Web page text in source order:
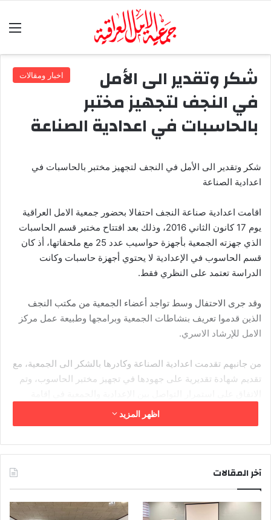
اخبار ومقالات شكر وتقدير الى الأمل
في النجف لتجهيز مختبر
بالحاسبات في اعدادية الصناعة
شكر وتقدير الى الأمل في النجف لتجهيز مختبر بالحاسبات في
اعدادية الصناعة
اقامت اعدادية صناعة النجف احتفالا بحضور جمعية الامل العراقية
يوم 17 كانون الثاني 2016، وذلك بعد افتتاح مختبر قسم الحاسبات
الذي جهزته الجمعية بأجهزة حواسيب عدد 25 مع ملحقاتها، أذ كان
قسم الحاسوب في الإعدادية لا يحتوي أجهزة حاسبات وكانت
الدراسة تعتمد على النظري فقط.
وقد جرى الاحتفال وسط تواجد أعضاء الجمعية من مكتب النجف
الذين قدموا تعريف بنشاطات الجمعية وبرامجها وطبيعة عمل مركز
الامل للإرشاد الاسري.
من جانبهم تقدمت اعدادية الصناعة وكادرها بالشكر الى الجمعية، مع
تقديم شهادة تقديرية على جهودها في تجهيز مختبر الحاسوب، وتم
اظهر المزيد
آخر المقالات